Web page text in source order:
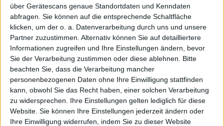
über Gerätescans genaue Standortdaten und Kenndaten
abfragen. Sie können auf die entsprechende Schaltfläche
klicken, um der o. a. Datenverarbeitung durch uns und unsere
Partner zuzustimmen. Alternativ können Sie auf detailliertere
Informationen zugreifen und Ihre Einstellungen ändern, bevor
Sie der Verarbeitung zustimmen oder diese ablehnen.
Bitte
beachten Sie, dass die Verarbeitung mancher
personenbezogenen Daten ohne Ihre Einwilligung stattfinden
kann, obwohl Sie das Recht haben, einer solchen Verarbeitung
zu widersprechen. Ihre Einstellungen gelten lediglich für diese
Website. Sie können Ihre Einstellungen jederzeit ändern oder
Ihre Einwilligung widerrufen, indem Sie zu dieser Website